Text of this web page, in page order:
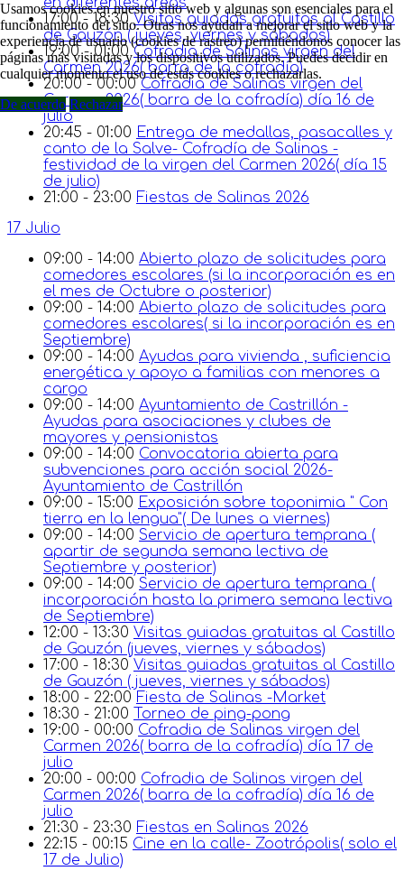
17:00 - 18:30Visitas guiadas gratuitas al Castillo
de Gauzón ( jueves, viernes y sábados)
19:00 - 01:00Cofradia de Salinas virgen del
Carmen 2026( barra de la cofradía)
20:00 - 00:00 Cofradia de Salinas virgen del
Carmen 2026( barra de la cofradía) día 16 de
julio
20:45 - 01:00 Entrega de medallas, pasacalles y
canto de la Salve- Cofradía de Salinas -
festividad de la virgen del Carmen 2026( día 15
de julio)
21:00 - 23:00 Fiestas de Salinas 2026
17 Julio
09:00 - 14:00 Abierto plazo de solicitudes para
comedores escolares (si la incorporación es en
el mes de Octubre o posterior)
09:00 - 14:00 Abierto plazo de solicitudes para
comedores escolares( si la incorporación es en
Septiembre)
09:00 - 14:00 Ayudas para vivienda , suficiencia
energética y apoyo a familias con menores a
cargo
09:00 - 14:00 Ayuntamiento de Castrillón -
Ayudas para asociaciones y clubes de
mayores y pensionistas
09:00 - 14:00 Convocatoria abierta para
subvenciones para acción social 2026-
Ayuntamiento de Castrillón
09:00 - 15:00 Exposición sobre toponimia " Con
tierra en la lengua"( De lunes a viernes)
09:00 - 14:00 Servicio de apertura temprana (
apartir de segunda semana lectiva de
Septiembre y posterior)
09:00 - 14:00 Servicio de apertura temprana (
incorporación hasta la primera semana lectiva
de Septiembre)
12:00 - 13:30 Visitas guiadas gratuitas al Castillo
de Gauzón (jueves, viernes y sábados)
17:00 - 18:30 Visitas guiadas gratuitas al Castillo
de Gauzón ( jueves, viernes y sábados)
18:00 - 22:00 Fiesta de Salinas -Market
18:30 - 21:00
Torneo de ping-pong
19:00 - 00:00 Cofradia de Salinas virgen del
Carmen 2026( barra de la cofradía) día 17 de
julio
20:00 - 00:00 Cofradia de Salinas virgen del
Carmen 2026( barra de la cofradía) día 16 de
julio
21:30 - 23:30 Fiestas en Salinas 2026
22:15 - 00:15 Cine en la calle- Zootrópolis( solo el
17 de Julio)
Usamos cookies en nuestro sitio web y algunas son esenciales para el
funcionamiento del sitio. Otras nos ayudan a mejorar el sitio web y la
experiencia de usuario (cookies de rastreo) permitiéndonos conocer las
páginas más visitadas y los dispositivos utilizados. Puedes decidir en
cualquier momento el uso de estás cookies o rechazarlas.
De acuerdo Rechazar